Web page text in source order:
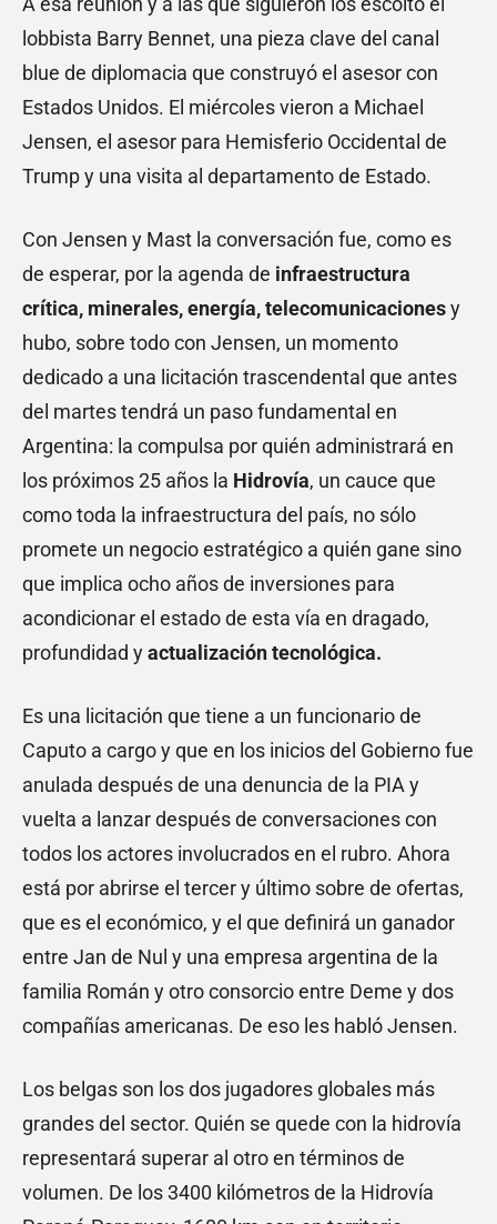
lobbista Barry Bennet, una pieza clave del canal
blue de diplomacia que construyó el asesor con
Estados Unidos. El miércoles vieron a Michael
Jensen, el asesor para Hemisferio Occidental de
Trump y una visita al departamento de Estado.
Con Jensen y Mast la conversación fue, como es
de esperar, por la agenda de infraestructura
crítica, minerales, energía, telecomunicacionesy
hubo, sobre todo con Jensen, un momento
dedicado a una licitación trascendental que antes
del martes tendrá un paso fundamental en
Argentina: la compulsa por quién administrará en
los próximos 25 años la Hidrovía, un cauce que
como toda la infraestructura del país, no sólo
promete un negocio estratégico a quién gane sino
que implica ocho años de inversiones para
acondicionar el estado de esta vía en dragado,
profundidad yactualización tecnológica.
Es una licitación que tiene a un funcionario de
Caputo a cargo y que en los inicios del Gobierno fue
anulada después de una denuncia de la PIA y
vuelta a lanzar después de conversaciones con
todos los actores involucrados en el rubro. Ahora
está por abrirse el tercer y último sobre de ofertas,
que es el económico, y el que definirá un ganador
entre Jan de Nul y una empresa argentina de la
familia Román y otro consorcio entre Deme y dos
compañías americanas. De eso les habló Jensen.
Los belgas son los dos jugadores globales más
grandes del sector. Quién se quede con la hidrovía
representará superar al otro en términos de
volumen. De los 3400 kilómetros de la Hidrovía